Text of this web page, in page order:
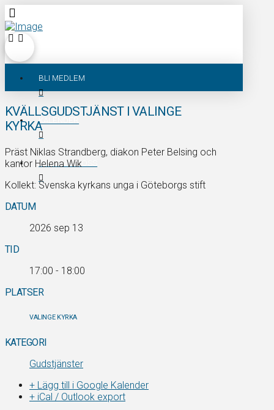
BLI MEDLEM
KALENDER
KONTAKTA OSS
KVÄLLSGUDSTJÄNST I VALINGE
KYRKA
Präst Niklas Strandberg, diakon Peter Belsing och
kantor Helena Wik
Kollekt: Svenska kyrkans unga i Göteborgs stift
DATUM
2026 sep 13
TID
17:00 - 18:00
PLATSER
VALINGE KYRKA
KATEGORI
Gudstjänster
+ Lägg till i Google Kalender
+ iCal / Outlook export